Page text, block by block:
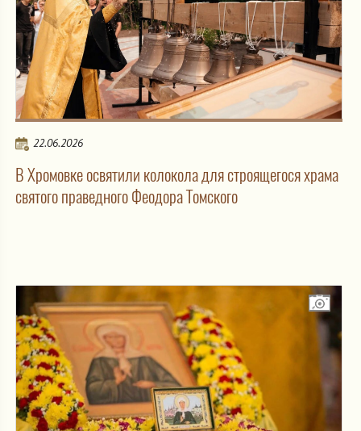
22.06.2026
В Хромовке освятили колокола для строящегося храма
святого праведного Феодора Томского